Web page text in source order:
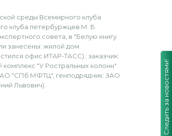
среды Всемирного клуба
клуба петербуржцев М. Б.
совета, в "Белую книгу
занесены: жилой дом
офис ИТАР-ТАСС).; заказчик:
"У Ростральных колонн"
"СПб МФТЦ", генподрядчик: ЗАО
Львович).
Следить за новостями!